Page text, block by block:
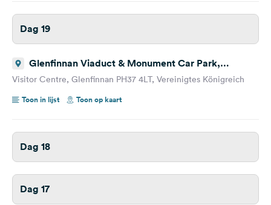
Dag 19
Glenfinnan Viaduct & Monument Car Park,
Glenfinnan, Vereinigtes Königreich
Visitor Centre, Glenfinnan PH37 4LT, Vereinigtes Königreich
Toon in lijst
Toon op kaart
Dag 18
Dag 17